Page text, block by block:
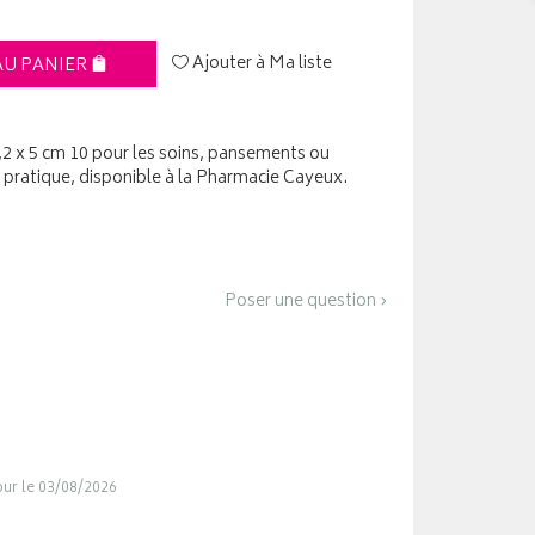
PANIER Ajouter à Ma liste
x 5 cm 10 pour les soins, pansements ou
disponible à la Pharmacie Cayeux.
Poser une question ›
le 03/08/2026